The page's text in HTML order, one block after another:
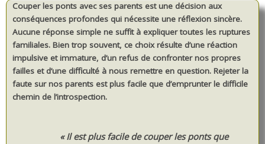
Couper les ponts avec ses parents est une décision aux
conséquences profondes qui nécessite une réflexion sincère.
Aucune réponse simple ne suffit à expliquer toutes les ruptures
familiales. Bien trop souvent, ce choix résulte d’une réaction
impulsive et immature, d’un refus de confronter nos propres
failles et d’une difficulté à nous remettre en question. Rejeter la
faute sur nos parents est plus facile que d’emprunter le difficile
chemin de l’introspection.
« Il est plus facile de couper les ponts que